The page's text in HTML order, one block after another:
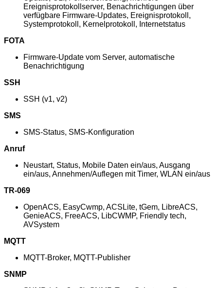
Ereignisprotokollserver, Benachrichtigungen über
verfügbare Firmware-Updates, Ereignisprotokoll,
Systemprotokoll, Kernelprotokoll, Internetstatus
FOTA
Firmware-Update vom Server, automatische
Benachrichtigung
SSH
SSH (v1, v2)
SMS
SMS-Status, SMS-Konfiguration
Anruf
Neustart, Status, Mobile Daten ein/aus, Ausgang
ein/aus, Annehmen/Auflegen mit Timer, WLAN ein/aus
TR-069
OpenACS, EasyCwmp, ACSLite, tGem, LibreACS,
GenieACS, FreeACS, LibCWMP, Friendly tech,
AVSystem
MQTT
MQTT-Broker, MQTT-Publisher
SNMP